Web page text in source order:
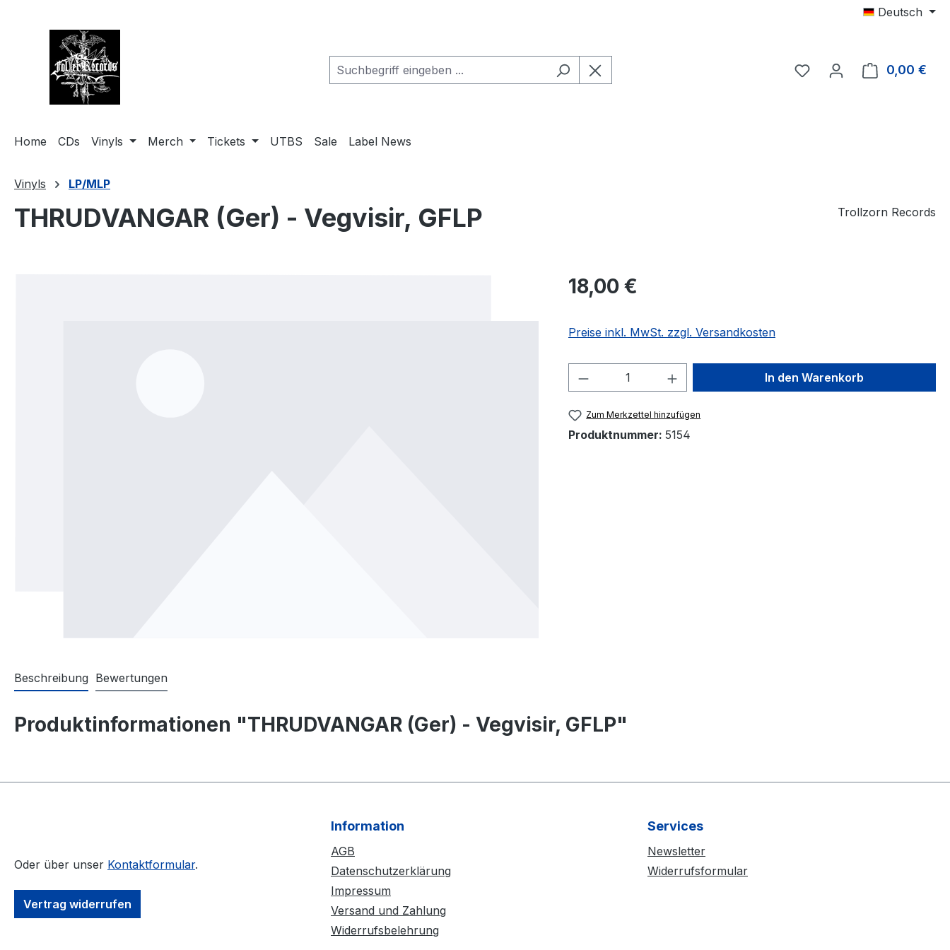
Deutsch
0,00 €
Home CDs Vinyls Merch Tickets UTBS Sale Label News
Vinyls LP/MLP
THRUDVANGAR (Ger) - Vegvisir, GFLP Trollzorn Records
Regulärer Preis:
18,00 €
Preise inkl. MwSt. zzgl. Versandkosten
Produkt Anzahl: Gib den gewünschten Wert
In den Warenkorb
Zum Merkzettel hinzufügen
Produktnummer: 5154
Beschreibung Bewertungen
Produktinformationen "THRUDVANGAR (Ger) - Vegvisir, GFLP"
Oder über unser Kontaktformular.
Vertrag widerrufen
Information
AGB
Datenschutzerklärung
Impressum
Versand und Zahlung
Widerrufsbelehrung
Services
Newsletter
Widerrufsformular